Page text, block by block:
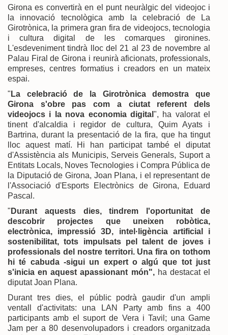
Girona es convertirà en el punt neuràlgic del videojoc i
la innovació tecnològica amb la celebració de La
Girotrònica, la primera gran fira de videojocs, tecnologia
i cultura digital de les comarques gironines.
L'esdeveniment tindrà lloc del 21 al 23 de novembre al
Palau Firal de Girona i reunirà aficionats, professionals,
empreses, centres formatius i creadors en un mateix
espai.
" La celebració de la Girotrònica demostra que
Girona s'obre pas com a ciutat referent dels
videojocs i la nova economia digital ", ha valorat el
tinent d'alcaldia i regidor de cultura, Quim Ayats i
Bartrina, durant la presentació de la fira, que ha tingut
lloc aquest matí. Hi han participat també el diputat
d'Assistència als Municipis, Serveis Generals, Suport a
Entitats Locals, Noves Tecnologies i Compra Pública de
la Diputació de Girona, Joan Plana, i el representant de
l'Associació d'Esports Electrònics de Girona, Eduard
Pascal.
" Durant aquests dies, tindrem l'oportunitat de
descobrir projectes que uneixen robòtica,
electrònica, impressió 3D, intel·ligència artificial i
sostenibilitat, tots impulsats pel talent de joves i
professionals del nostre territori. Una fira on tothom
hi té cabuda -sigui un expert o algú que tot just
s'inicia en aquest apassionant món",ha destacat el
diputat Joan Plana.
Durant tres dies, el públic podrà gaudir d'un ampli
ventall d'activitats: una LAN Party amb fins a 400
participants amb el suport de Vera i Tavil; una Game
Jam per a 80 desenvolupadors i creadors organitzada